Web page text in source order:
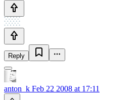
Reply
anton_k Feb 22 2008 at 17:11